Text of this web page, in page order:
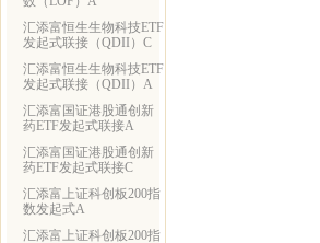
汇添富恒生生物科技ETF
发起式联接（QDII）C
汇添富恒生生物科技ETF
发起式联接（QDII）A
汇添富国证港股通创新
药ETF发起式联接A
汇添富国证港股通创新
药ETF发起式联接C
汇添富上证科创板200指
数发起式A
汇添富上证科创板200指